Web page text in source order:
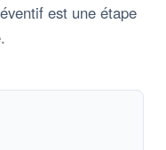
est une étape